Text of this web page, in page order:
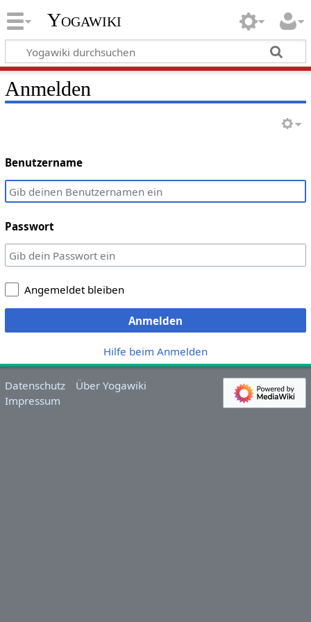
Yogawiki
Anmelden
Benutzername
Passwort
Angemeldet bleiben
Anmelden
Hilfe beim Anmelden
Datenschutz
Über Yogawiki
Impressum